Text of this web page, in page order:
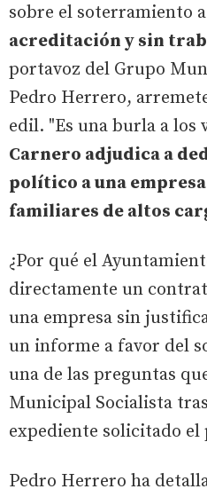
sobre el soterramiento
acreditación y sin
portavoz del Grupo
Pedro Herrero,
edil. "Es una burla a los
Carnero adjudica a
político a una
familiares de altos
¿Por qué el
directamente un
una empresa sin
un informe a favor del
una de las preguntas
Municipal Socialista
expediente solicitado el
Pedro Herrero ha